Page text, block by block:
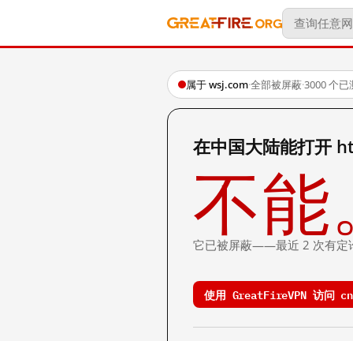
属于 wsj.com·全部被屏蔽·3000 个已
在中国大陆能打开
不能
它已被屏蔽——最近 2 次有定
使用 GreatFireVPN 访问